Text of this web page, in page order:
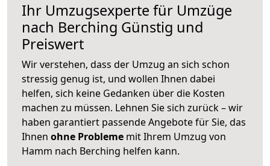
Ihr Umzugsexperte für Umzüge
nach Berching Günstig und
Preiswert
Wir verstehen, dass der Umzug an sich schon
stressig genug ist, und wollen Ihnen dabei
helfen, sich keine Gedanken über die Kosten
machen zu müssen. Lehnen Sie sich zurück – wir
haben garantiert passende Angebote für Sie, das
Ihnen ohne Probleme mit Ihrem Umzug von
Hamm nach Berching helfen kann.